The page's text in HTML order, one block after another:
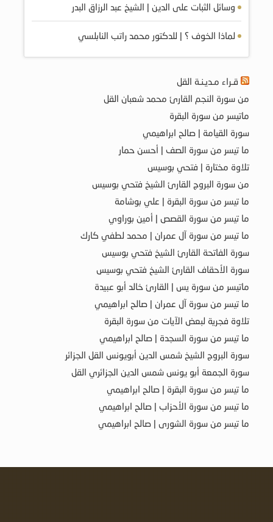
وسائل الثبات على الدين | الشيخ عبد الرزاق البدر
لماذا الخوف ؟ | للدكتور محمد راتب النابلسي
قـراء مـديـنـة القل
من سورة النجم القارئ محمد شعبان القل
ماتيسر من سورة البقرة
سورة القيامة | صالح ابراهيمي
ما تيسر من سورة الصف | أحسن حمار
تلاوة مختارة | فتحي بوسيس
من سورة البروج القارئ الشيخ فتحي بوسيس
ما تيسر من سورة البقرة | علي بوشامة
ما تيسر من سورة القصص | أمين بوراوي
ما تيسر من سورة آل عمران | محمد لطفي كارك
سورة الفاتحة القارئ الشيخ فتحي بوسيس
سورة الأحقاف القارئ الشيخ فتحي بوسيس
ماتيسر من سورة يس | القارئ خالد أبو عبيدة
ما تيسر من سورة آل عمران | صالح ابراهيمي
تلاوة فجرية لبعض الآيات من سورة البقرة
ما تيسر من سورة السجدة | صالح ابراهيمي
سورة البروج الشيخ شمس الدين أبويونس القل الجزائر
سورة الجمعة أبو يونس شمس الدين الجزائري القل
ما تيسر من سورة البقرة | صالح ابراهيمي
ما تيسر من سورة الأحزاب | صالح ابراهيمي
ما تيسر من سورة الشورى | صالح ابراهيمي